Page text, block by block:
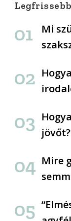
Mi
Mire